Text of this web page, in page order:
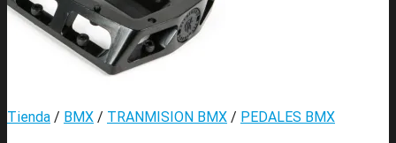
Tienda / BMX / TRANMISION BMX / PEDALES BMX